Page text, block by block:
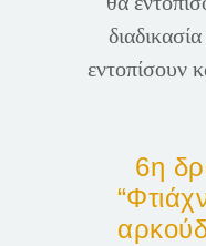
εντοπίσουν
6η